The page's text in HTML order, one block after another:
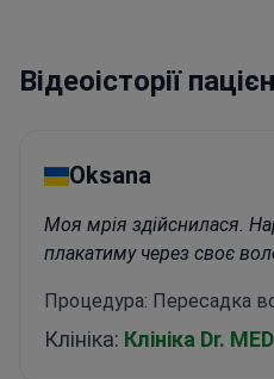
Відеоісторії
Oksana
Моя мрія здійснилася.
плакатиму через своє
Процедура: Пересадка
Клініка: Клініка Dr. MED